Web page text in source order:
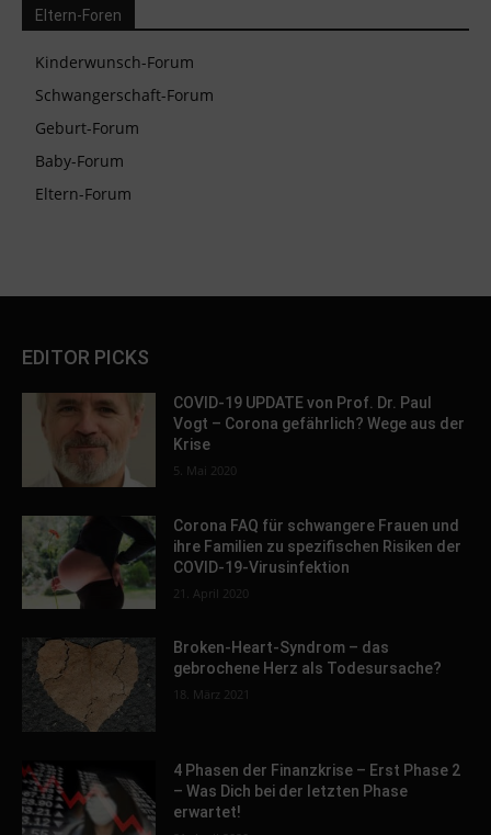
Eltern-Foren
Kinderwunsch-Forum
Schwangerschaft-Forum
Geburt-Forum
Baby-Forum
Eltern-Forum
EDITOR PICKS
COVID-19 UPDATE von Prof. Dr. Paul
Vogt – Corona gefährlich? Wege aus der
Krise
5. Mai 2020
Corona FAQ für schwangere Frauen und
ihre Familien zu spezifischen Risiken der
COVID-19-Virusinfektion
21. April 2020
Broken-Heart-Syndrom – das
gebrochene Herz als Todesursache?
18. März 2021
4 Phasen der Finanzkrise – Erst Phase 2
– Was Dich bei der letzten Phase
erwartet!